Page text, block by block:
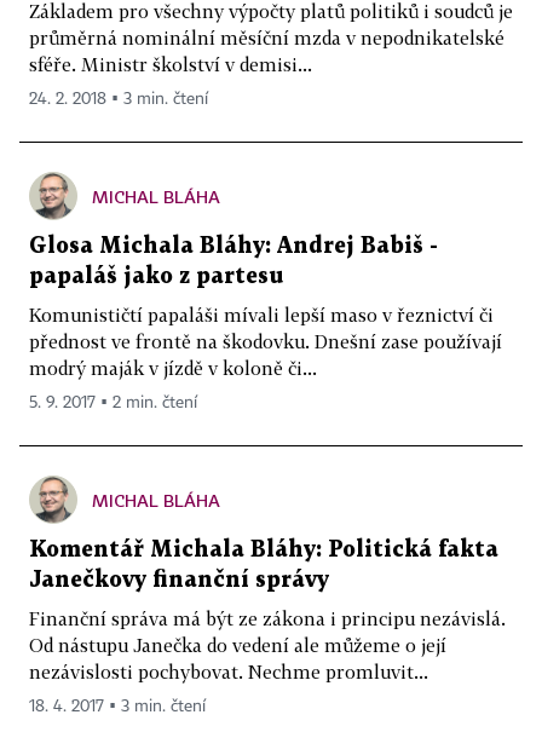
Základem pro všechny výpočty platů politiků i soudců je
průměrná nominální měsíční mzda v nepodnikatelské
sféře. Ministr školství v demisi...
24. 2. 2018 ▪ 3 min. čtení
MICHAL BLÁHA
Glosa Michala Bláhy: Andrej Babiš -
papaláš jako z partesu
Komunističtí papaláši mívali lepší maso v řeznictví či
přednost ve frontě na škodovku. Dnešní zase používají
modrý maják v jízdě v koloně či...
5. 9. 2017 ▪ 2 min. čtení
MICHAL BLÁHA
Komentář Michala Bláhy: Politická fakta
Janečkovy finanční správy
Finanční správa má být ze zákona i principu nezávislá.
Od nástupu Janečka do vedení ale můžeme o její
nezávislosti pochybovat. Nechme promluvit...
18. 4. 2017 ▪ 3 min. čtení